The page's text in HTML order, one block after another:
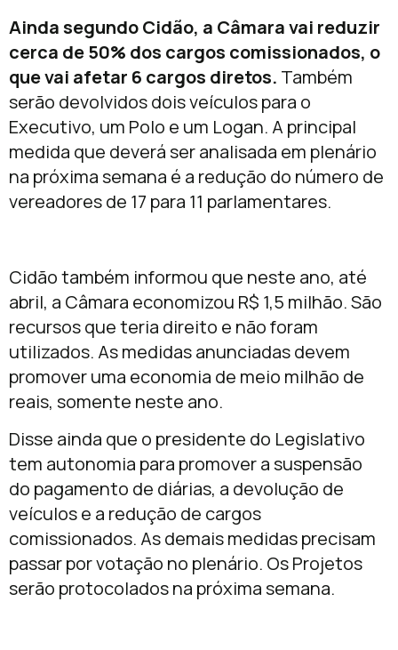
Ainda segundo Cidão, a Câmara vai reduzir
cerca de 50% dos cargos comissionados, o
que vai afetar 6 cargos diretos. Também
serão devolvidos dois veículos para o
Executivo, um Polo e um Logan. A principal
medida que deverá ser analisada em plenário
na próxima semana é a redução do número de
vereadores de 17 para 11 parlamentares.
Cidão também informou que neste ano, até
abril, a Câmara economizou R$ 1,5 milhão. São
recursos que teria direito e não foram
utilizados. As medidas anunciadas devem
promover uma economia de meio milhão de
reais, somente neste ano.
Disse ainda que o presidente do Legislativo
tem autonomia para promover a suspensão
do pagamento de diárias, a devolução de
veículos e a redução de cargos
comissionados. As demais medidas precisam
passar por votação no plenário. Os Projetos
serão protocolados na próxima semana.